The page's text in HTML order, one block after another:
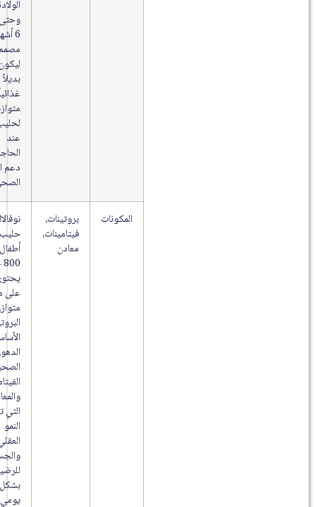
وحتى عمر
لحليب الأم
الحاجة مع
دعم النمو
المكونات
بروتينات،
فيتامينات،
نوفالاك
حليب
أطفال (1)
800 جم
على مزيج
متوازن من
البروتينات
الأساسية،
الفيتامينات
والمعادن
التي تدعم
والجسدي